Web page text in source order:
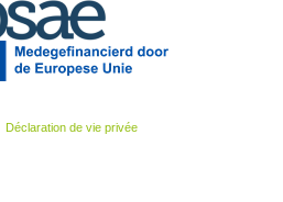
Déclaration de vie privée